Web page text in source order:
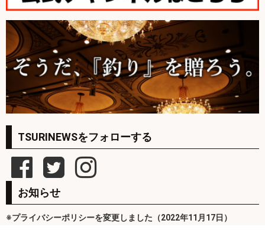
TSURINEWSをフォローする
お知らせ
※プライバシーポリシーを変更しました（2022年11月17日）